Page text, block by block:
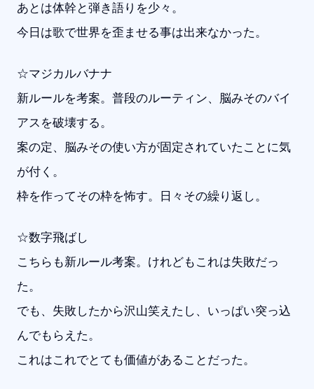
あとは体幹と弾き語りを少々。
今日は歌で世界を歪ませる事は出来なかった。
☆マジカルバナナ
新ルールを考案。普段のルーティン、脳みそのバイ
アスを破壊する。
案の定、脳みその使い方が固定されていたことに気
が付く。
枠を作ってその枠を怖す。日々その繰り返し。
☆数字飛ばし
こちらも新ルール考案。けれどもこれは失敗だっ
た。
でも、失敗したから沢山笑えたし、いっぱい突っ込
んでもらえた。
これはこれでとても価値があることだった。